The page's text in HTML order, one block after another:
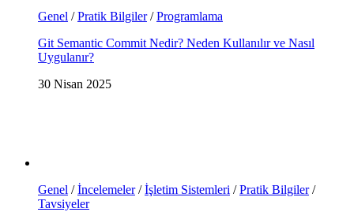
Genel /Pratik Bilgiler/Programlama
Git Semantic Commit Nedir? Neden Kullanılır ve Nasıl
Uygulanır?
30 Nisan 2025
Genel /İncelemeler/İşletim Sistemleri /Pratik Bilgiler/
Tavsiyeler